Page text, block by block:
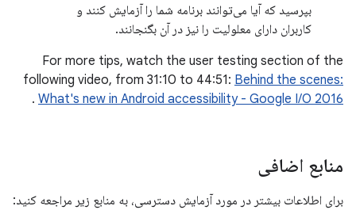
بپرسید که آیا می‌توانند برنامه شما را آزمایش کنند و
کاربران دارای معلولیت را نیز در آن بگنجانند.
For more tips, watch the user testing section of the
following video, from 31:10 to 44:51: Behind the scenes:
What's new in Android accessibility - Google I/O 2016
.
منابع اضافی
برای اطلاعات بیشتر در مورد آزمایش دسترسی، به منابع زیر مراجعه کنید: